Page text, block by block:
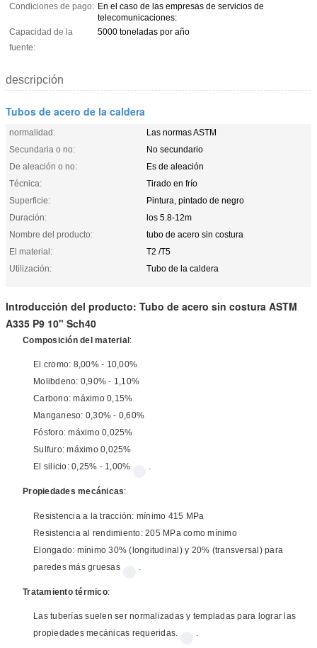
Condiciones de pago: En el caso de las empresas de servicios de
telecomunicaciones:
Capacidad de la
fuente:
5000 toneladas por año
descripción
Tubos de acero de la caldera
normalidad:
Las normas ASTM
Secundaria o no:
No secundario
De aleación o no:
Es de aleación
Técnica:
Tirado en frío
Superficie:
Pintura, pintado de negro
Duración:
los 5.8-12m
Nombre del producto:
tubo de acero sin costura
El material:
T2 /T5
Utilización:
Tubo de la caldera
Introducción del producto: Tubo de acero sin costura ASTM
A335 P9 10" Sch40
Composición del material:
El cromo: 8,00% - 10,00%
Molibdeno: 0,90% - 1,10%
Carbono: máximo 0,15%
Manganeso: 0,30% - 0,60%
Fósforo: máximo 0,025%
Sulfuro: máximo 0,025%
El silicio: 0,25% - 1,00%
.
Propiedades mecánicas:
Resistencia a la tracción: mínimo 415 MPa
Resistencia al rendimiento: 205 MPa como mínimo
Elongado: mínimo 30% (longitudinal) y 20% (transversal) para
paredes más gruesas
Tratamiento térmico:
Las tuberías suelen ser normalizadas y templadas para lograr las
propiedades mecánicas requeridas.
.